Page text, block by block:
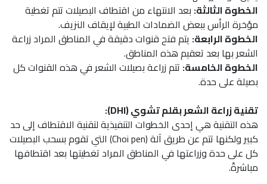
الخطوة الثالثة: بعد الانتهاء من اقتطاف البصيلات تتم تغطية
مؤخرة الرأس ببعض الضمادات الطبية لإيقاف النزيف.
الخطوة الرابعة: يتم فتح قنوات دقيقة في المناطق المراد زراعة
الشعر بها بعد تعقيم هذه المناطق.
الخطوة الخامسة: تتم زراعة بصيلات الشعر في هذه القنوات كل
بصيلة على حدة.
تقنية زراعة الشعر بقلم تشوي (DHI):
هذه التقنية هي إحدى الخطوات التنفيذية لتقنية الاقتطاف إلى حد
كبير ولكنها تتم عن طريق آلة (Choi pen) التي تقوم بسحب البصيلات
كل على حدة وزراعتها في المناطق المراد تغطيتها بعد اقتطافها
مباشرةً.